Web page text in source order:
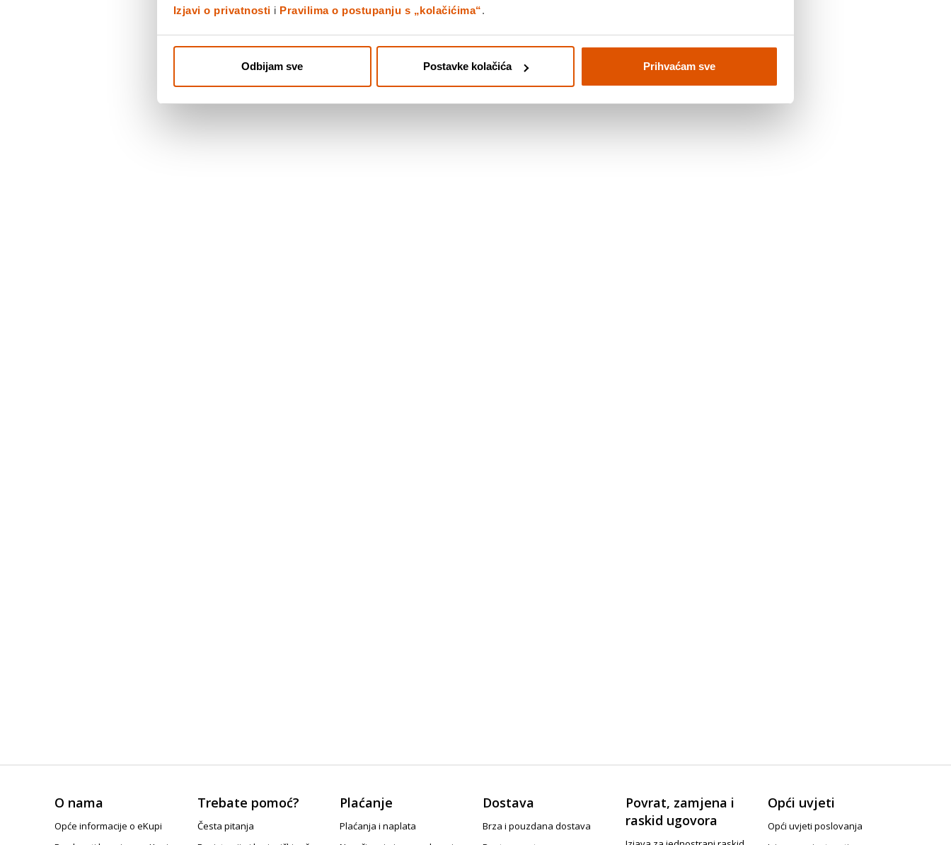
Izjavi o privatnosti i Pravilima o postupanju s „kolačićima“.
Odbijam sve Postavke kolačića Prihvaćam sve
O nama
Opće informacije o eKupi
Trebate pomoć?
Česta pitanja
Plaćanje
Plaćanja i naplata
Dostava
Brza i pouzdana dostava
Povrat, zamjena i
raskid ugovora
Opći uvjeti
Opći uvjeti poslovanja